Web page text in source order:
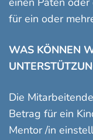
für ein oder
WAS KÖNNEN
Die
Betrag für ein
Mentor /in